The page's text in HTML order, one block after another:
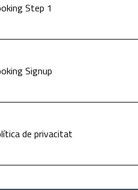
Step 1
Signup
de privacitat